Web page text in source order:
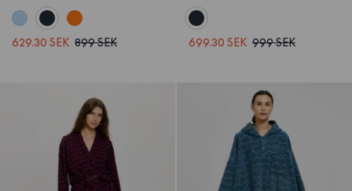
629.30 SEK 899 SEK 699.30 SEK 999 SEK